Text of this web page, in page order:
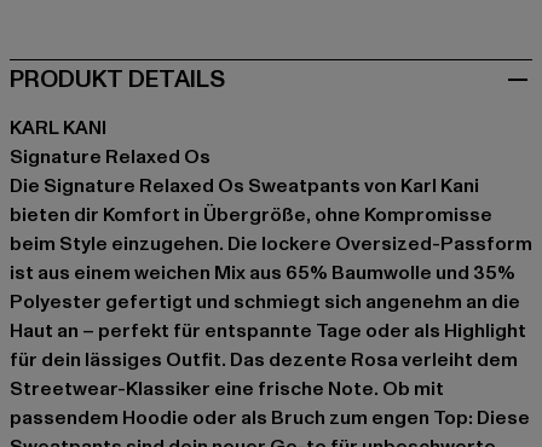
PRODUKT DETAILS
KARL KANI
Signature Relaxed Os
Die Signature Relaxed Os Sweatpants von Karl Kani
bieten dir Komfort in Übergröße, ohne Kompromisse
beim Style einzugehen. Die lockere Oversized-Passform
ist aus einem weichen Mix aus 65% Baumwolle und 35%
Polyester gefertigt und schmiegt sich angenehm an die
Haut an – perfekt für entspannte Tage oder als Highlight
für dein lässiges Outfit. Das dezente Rosa verleiht dem
Streetwear-Klassiker eine frische Note. Ob mit
passendem Hoodie oder als Bruch zum engen Top: Diese